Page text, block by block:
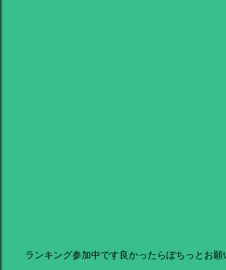
ランキング参加中です良かったらぽちっとお願